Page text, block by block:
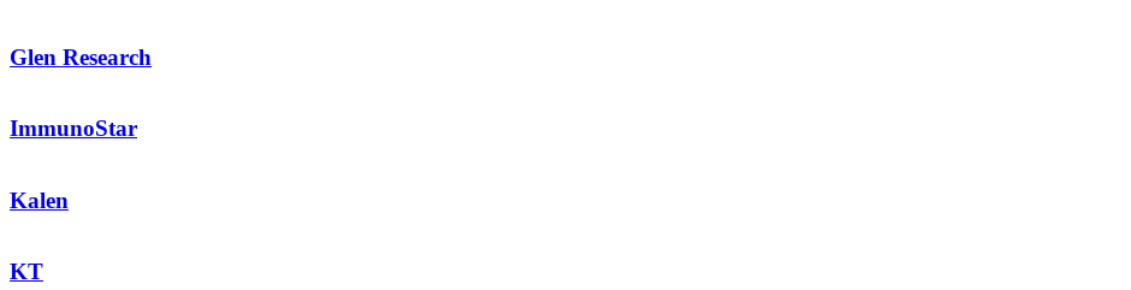
Glen Research
ImmunoStar
Kalen
KT